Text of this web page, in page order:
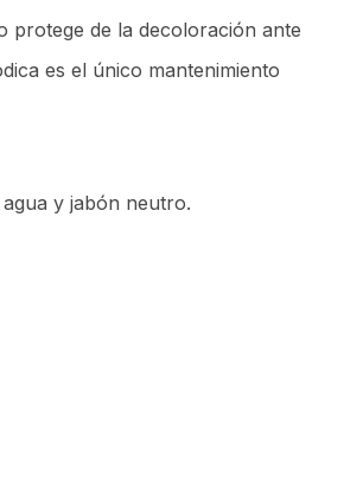
protege de la decoloración ante
es el único mantenimiento
y jabón neutro.